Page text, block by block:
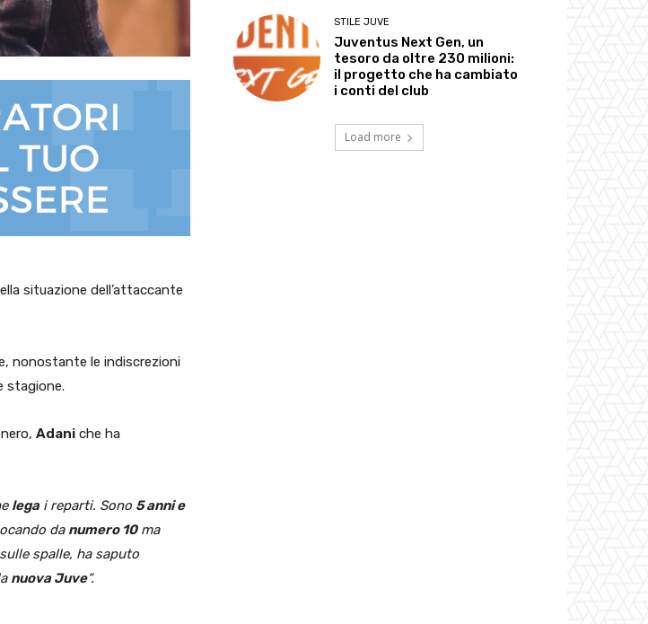
situazione dell’attaccante
nonostante le indiscrezioni
stagione.
Adani che ha
legai reparti. Sono 5 anni e
da numero 10ma
spalle, ha saputo
nuova Juve“.
STILE JUVE
Juventus Next Gen, un
tesoro da oltre 230 milioni:
il progetto che ha cambiato
i conti del club
Load more